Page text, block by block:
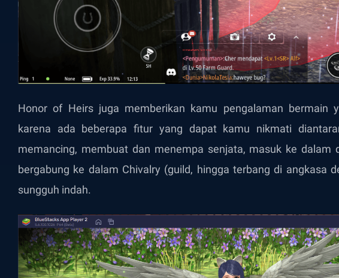
Honor of Heirs juga memberikan kamu pengalaman bermain
karena ada beberapa fitur yang dapat kamu nikmati
memancing, membuat dan menempa senjata, masuk ke dalam
bergabung ke dalam Chivalry (guild, hingga terbang di angkasa
sungguh indah.